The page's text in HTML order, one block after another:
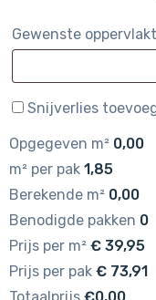
Gewenste
Snijverlies
Opgegeven m² 0,00
m² per pak 1,85
Berekende m² 0,00
Benodigde pakken 0
Prijs per m² € 39,95
Prijs per pak € 73,91